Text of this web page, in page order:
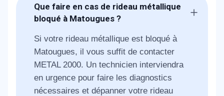
Que faire en cas de rideau métallique
bloqué à Matougues ?
Si votre rideau métallique est bloqué à
Matougues, il vous suffit de contacter
METAL 2000. Un technicien interviendra
en urgence pour faire les diagnostics
nécessaires et dépanner votre rideau